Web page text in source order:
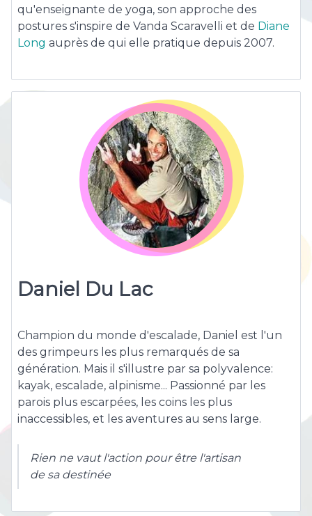
qu'enseignante de yoga, son approche des
postures s'inspire de Vanda Scaravelli et de Diane
Long auprès de qui elle pratique depuis 2007.
Daniel Du Lac
Champion du monde d'escalade, Daniel est l'un
des grimpeurs les plus remarqués de sa
génération. Mais il s'illustre par sa polyvalence:
kayak, escalade, alpinisme... Passionné par les
parois plus escarpées, les coins les plus
inaccessibles, et les aventures au sens large.
Rien ne vaut l'action pour être l'artisan
de sa destinée